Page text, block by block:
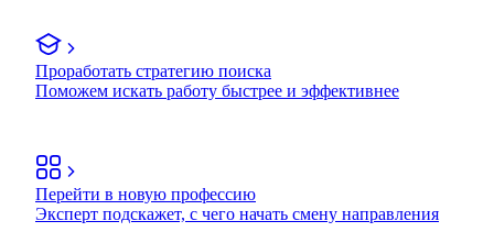
Проработать стратегию поиска
Поможем искать работу быстрее и эффективнее
Перейти в новую профессию
Эксперт подскажет, с чего начать смену направления